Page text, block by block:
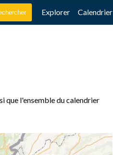
Explorer Calendrier
que l'ensemble du calendrier